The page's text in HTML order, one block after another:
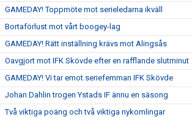
GAMEDAY! Toppmöte mot serieledarna ikväll
Bortaförlust mot vårt boogey-lag
GAMEDAY! Rätt inställning krävs mot Alingsås
Oavgjort mot IFK Skövde efter en rafflande slutminut
GAMEDAY! Vi tar emot seriefemman IFK Skövde
Johan Dahlin trogen Ystads IF ännu en säsong
Två viktiga poäng och två viktiga nykomlingar